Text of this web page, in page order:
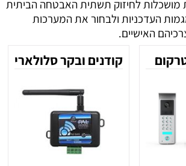
מושכלות לחיזוק תשתית האבטחה הביתית
העדכניות ולבחור את המערכות
האישיים.
קודנים ובקר סלולארי